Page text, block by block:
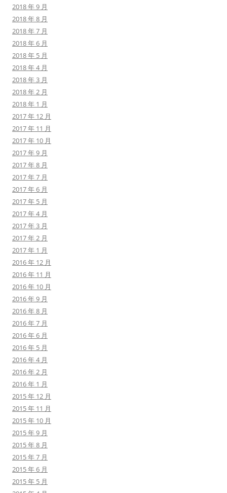
2018 年 9 月
2018 年 8 月
2018 年 7 月
2018 年 6 月
2018 年 5 月
2018 年 4 月
2018 年 3 月
2018 年 2 月
2018 年 1 月
2017 年 12 月
2017 年 11 月
2017 年 10 月
2017 年 9 月
2017 年 8 月
2017 年 7 月
2017 年 6 月
2017 年 5 月
2017 年 4 月
2017 年 3 月
2017 年 2 月
2017 年 1 月
2016 年 12 月
2016 年 11 月
2016 年 10 月
2016 年 9 月
2016 年 8 月
2016 年 7 月
2016 年 6 月
2016 年 5 月
2016 年 4 月
2016 年 2 月
2016 年 1 月
2015 年 12 月
2015 年 11 月
2015 年 10 月
2015 年 9 月
2015 年 8 月
2015 年 7 月
2015 年 6 月
2015 年 5 月